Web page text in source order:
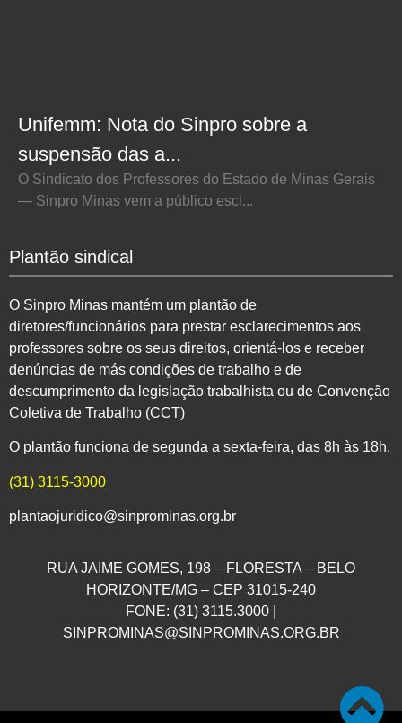
Unifemm: Nota do Sinpro sobre a
suspensão das a...
O Sindicato dos Professores do Estado de Minas Gerais
— Sinpro Minas vem a público escl...
Plantão sindical
O Sinpro Minas mantém um plantão de
diretores/funcionários para prestar esclarecimentos aos
professores sobre os seus direitos, orientá-los e receber
denúncias de más condições de trabalho e de
descumprimento da legislação trabalhista ou de Convenção
Coletiva de Trabalho (CCT)
O plantão funciona de segunda a sexta-feira, das 8h às 18h.
(31) 3115-3000
plantaojuridico@sinprominas.org.br
RUA JAIME GOMES, 198 – FLORESTA – BELO
HORIZONTE/MG – CEP 31015-240
FONE: (31) 3115.3000 |
SINPROMINAS@SINPROMINAS.ORG.BR